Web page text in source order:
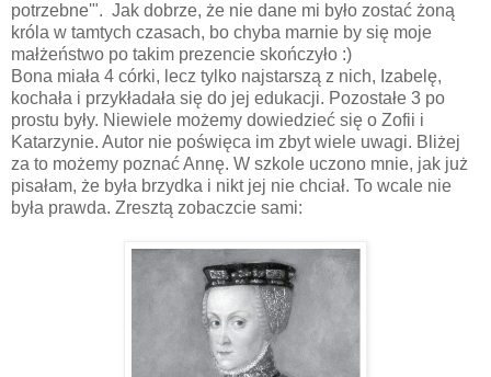
potrzebne'". Jak dobrze, że nie dane mi było zostać żoną
króla w tamtych czasach, bo chyba marnie by się moje
małżeństwo po takim prezencie skończyło :)
Bona miała 4 córki, lecz tylko najstarszą z nich, Izabelę,
kochała i przykładała się do jej edukacji. Pozostałe 3 po
prostu były. Niewiele możemy dowiedzieć się o Zofii i
Katarzynie. Autor nie poświęca im zbyt wiele uwagi. Bliżej
za to możemy poznać Annę. W szkole uczono mnie, jak już
pisałam, że była brzydka i nikt jej nie chciał. To wcale nie
była prawda. Zresztą zobaczcie sami: